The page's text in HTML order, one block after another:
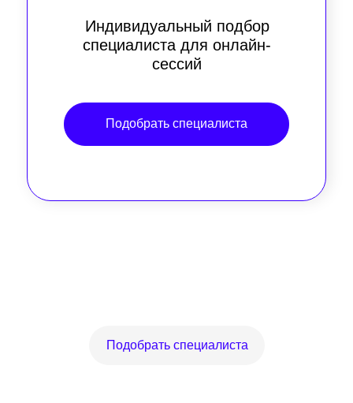
Индивидуальный подбор
специалиста для онлайн-
сессий
Подобрать специалиста
Подобрать специалиста